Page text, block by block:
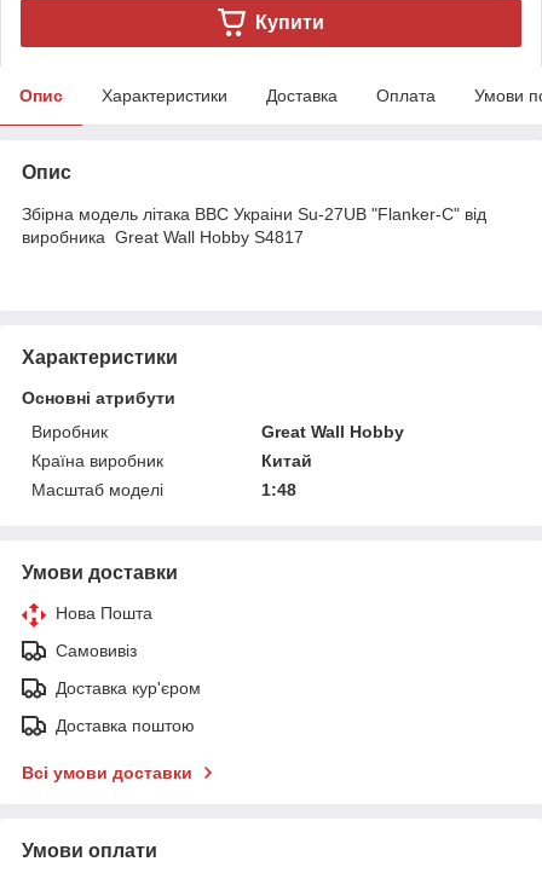
Купити
Опис Характеристики Доставка Оплата Умови
Опис
Збірна модель літака ВВС Украіни Su-27UB "Flanker-C" від
виробника Great Wall Hobby S4817
Характеристики
Основні атрибути
Виробник
Great Wall Hobby
Країна виробник
Китай
Масштаб моделі
1:48
Умови доставки
Нова Пошта
Самовивіз
Доставка кур'єром
Доставка поштою
Всі умови доставки
Умови оплати